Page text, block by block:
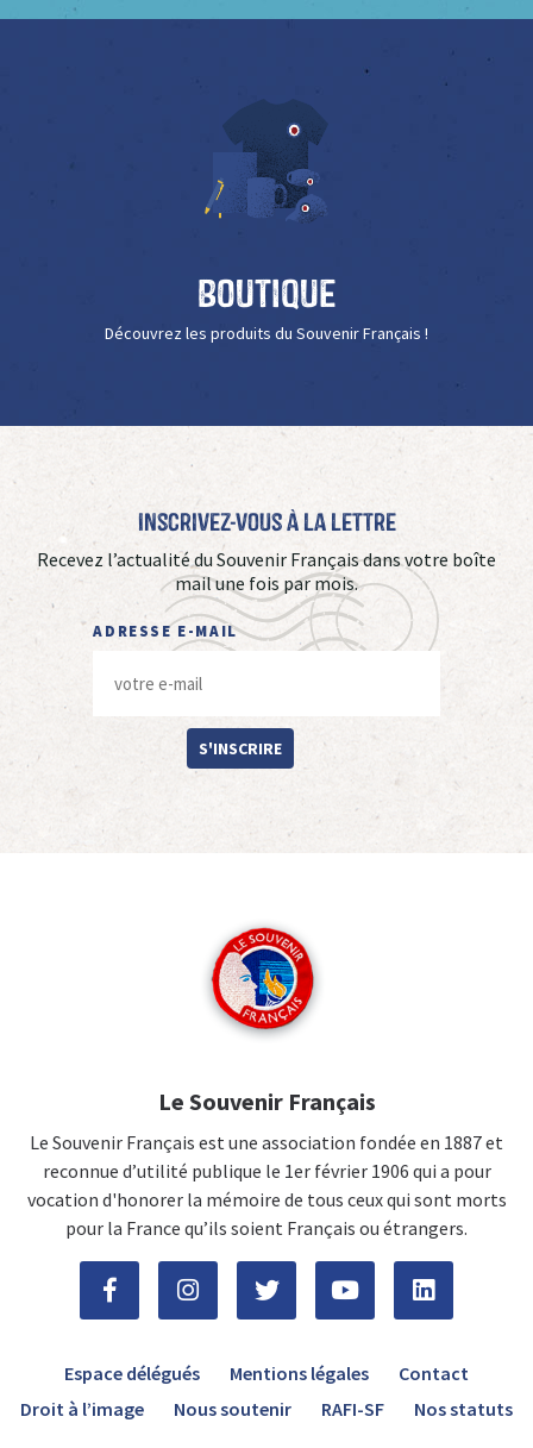
Boutique
Découvrez les produits du Souvenir Français !
Inscrivez-vous à La Lettre
Recevez l’actualité du Souvenir Français dans votre boîte
mail une fois par mois.
ADRESSE E-MAIL
S'INSCRIRE
Le Souvenir Français
Le Souvenir Français est une association fondée en 1887 et
reconnue d’utilité publique le 1er février 1906 qui a pour
vocation d'honorer la mémoire de tous ceux qui sont morts
pour la France qu’ils soient Français ou étrangers.
Espace délégués Mentions légales
Contact
Droit à l’image
Nous soutenir RAFI-SF Nos statuts